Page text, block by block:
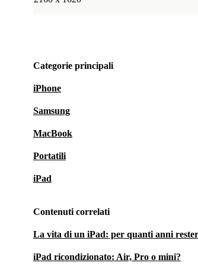
Categorie principali
iPhone
Samsung
MacBook
Portatili
iPad
Contenuti correlati
La vita di un iPad: per quanti anni
iPad ricondizionato: Air, Pro o mini?